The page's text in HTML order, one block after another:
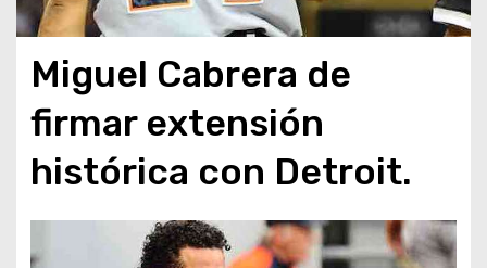
Miguel Cabrera de
firmar extensión
histórica con Detroit.